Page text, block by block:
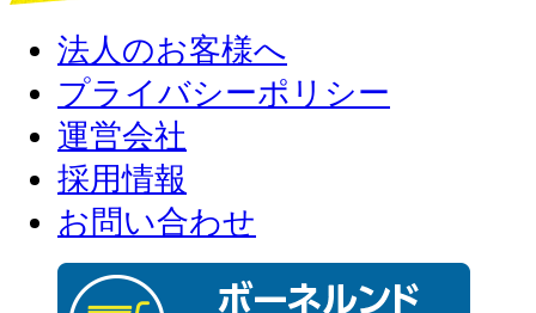
法人のお客様へ
プライバシーポリシー
運営会社
採用情報
お問い合わせ